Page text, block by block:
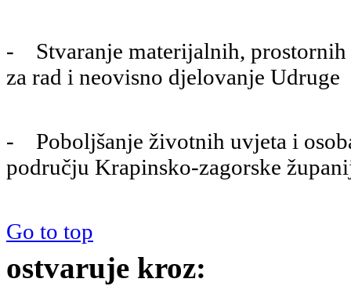
- Stvaranje materijalnih,
za rad i neovisno djelovanje Udruge
- Poboljšanje životnih uvjeta i
području Krapinsko-zagorske
Go to top
ostvaruje kroz: